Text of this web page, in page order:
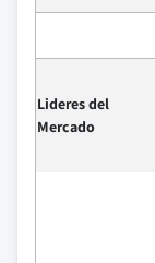
Lideres del
Mercado